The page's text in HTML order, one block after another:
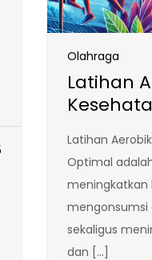
Olahraga
Latihan
Latihan
Optimal
mengonsumsi
sekaligus
dan […]